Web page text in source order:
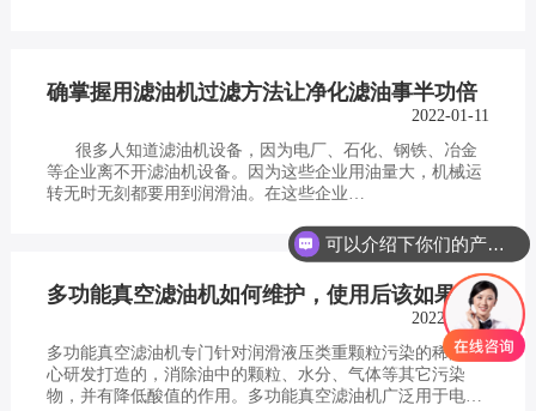
确掌握用滤油机过滤方法让净化滤油事半功倍
2022-01-11
很多人知道滤油机设备，因为电厂、石化、钢铁、冶金
等企业离不开滤油机设备。因为这些企业用油量大，机械运
转无时无刻都要用到润滑油。在这些企业…
多功能真空滤油机如何维护，使用后该如果清理？
2022-01-11
多功能真空滤油机专门针对润滑液压类重颗粒污染的稀油精
心研发打造的，消除油中的颗粒、水分、气体等其它污染
物，并有降低酸值的作用。多功能真空滤油机广泛用于电
可以介绍下你们的产品么